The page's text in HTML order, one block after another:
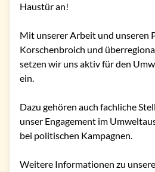
Haustür an!
Mit unserer Arbeit und unseren
Korschenbroich und
setzen wir uns aktiv für den
ein.
Dazu gehören auch fachliche
unser Engagement im
bei politischen Kampagnen.
Weitere Informationen zu